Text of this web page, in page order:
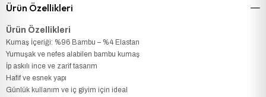
Ürün Özellikleri
Ürün Özellikleri
Kumaş İçeriği: %96 Bambu – %4 Elastan
Yumuşak ve nefes alabilen bambu kumaş
İp askılı ince ve zarif tasarım
Hafif ve esnek yapı
Günlük kullanım ve iç giyim için ideal